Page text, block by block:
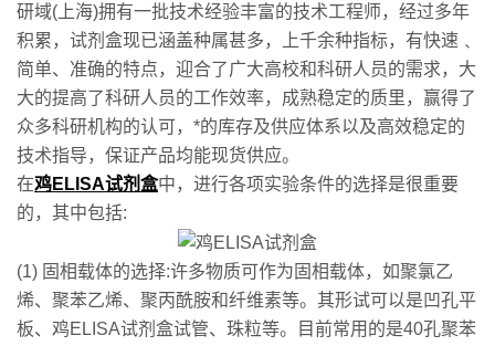
研域(上海)拥有一批技术经验丰富的技术工程师，经过多年
积累，试剂盒现已涵盖种属甚多，上千余种指标，有快速﹑
简单、准确的特点，迎合了广大高校和科研人员的需求，大
大的提高了科研人员的工作效率，成熟稳定的质里，赢得了
众多科研机构的认可，*的库存及供应体系以及高效稳定的
技术指导，保证产品均能现货供应。
在鸡ELISA试剂盒中，进行各项实验条件的选择是很重要
的，其中包括:
(1) 固相载体的选择:许多物质可作为固相载体，如聚氯乙
烯、聚苯乙烯、聚丙酰胺和纤维素等。其形试可以是凹孔平
板、鸡ELISA试剂盒试管、珠粒等。目前常用的是40孔聚苯